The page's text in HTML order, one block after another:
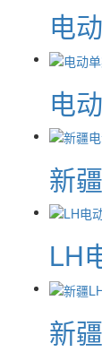
电
电
新
LH
新